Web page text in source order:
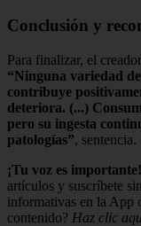
Conclusión y
Para finalizar, el
“Ninguna variedad
contribuye
deteriora. (...)
pero su ingesta
patologías”, sentencia.
¡Tu voz es importante!
artículos y suscríbete
informativas en la App
contenido? Haz clic